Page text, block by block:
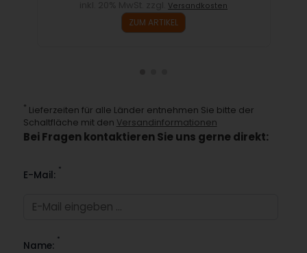
Versandkosten
ZUM ARTIKEL
* Lieferzeiten für alle Länder entnehmen Sie bitte der
Schaltfläche mit den Versandinformationen
Bei Fragen kontaktieren Sie uns gerne direkt:
E-Mail: *
Name: *